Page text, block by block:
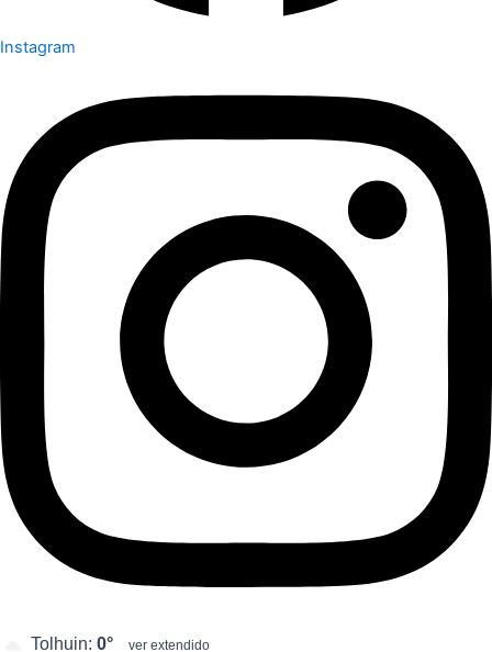
Instagram
Tolhuin: 0° ver extendido